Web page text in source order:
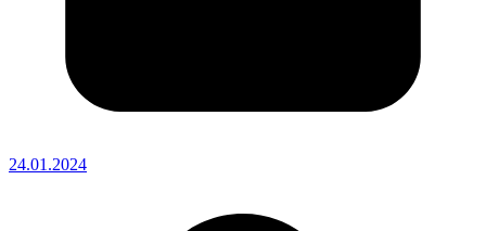
24.01.2024